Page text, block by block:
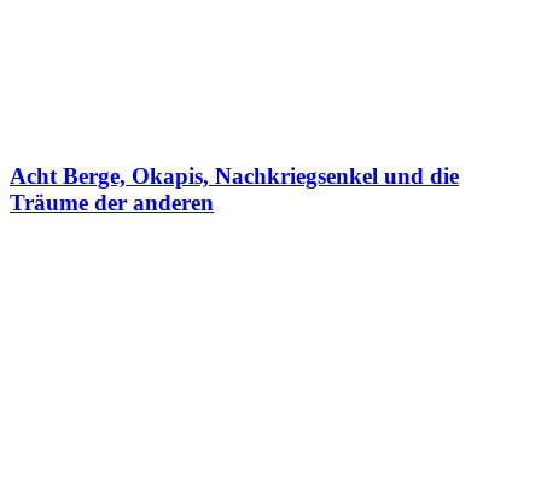
Acht Berge, Okapis, Nachkriegsenkel und die
Träume der anderen